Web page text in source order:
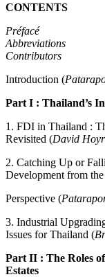
CONTENTS
Préfacé
Abbreviations
Contributors
Introduction (
Part I : Thailand’s
1. FDI in Thailand :
Revisited (David
2. Catching Up or
Development from
Perspective (
3. Industrial
Issues for Thailand (
Part II : The Roles
Estates